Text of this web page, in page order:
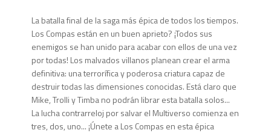
La batalla final de la saga más épica de todos los tiempos.
Los Compas están en un buen aprieto? ¡Todos sus
enemigos se han unido para acabar con ellos de una vez
por todas! Los malvados villanos planean crear el arma
definitiva: una terrorífica y poderosa criatura capaz de
destruir todas las dimensiones conocidas. Está claro que
Mike, Trolli y Timba no podrán librar esta batalla solos...
La lucha contrarreloj por salvar el Multiverso comienza en
tres, dos, uno... ¡Únete a Los Compas en esta épica